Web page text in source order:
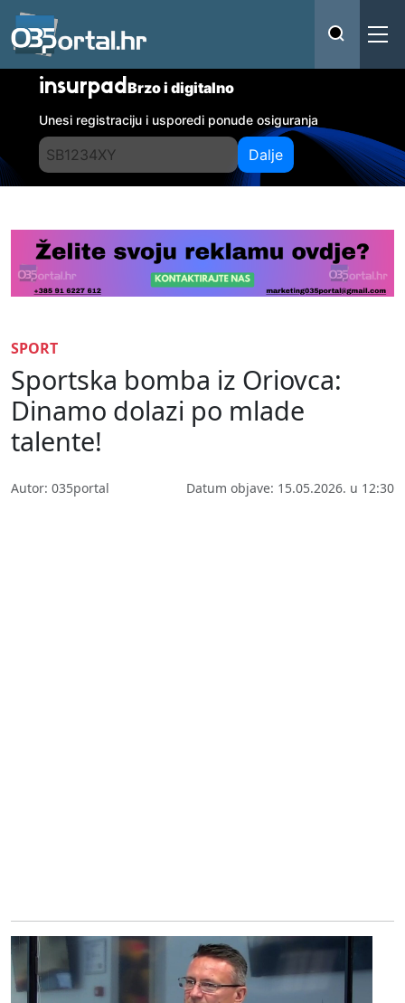
insurpadBrzo i digitalno
Unesi registraciju i usporedi ponude osiguranja
Dalje
SPORT
Sportska bomba iz Oriovca:
Dinamo dolazi po mlade
talente!
Autor: 035portal Datum objave: 15.05.2026. u 12:30